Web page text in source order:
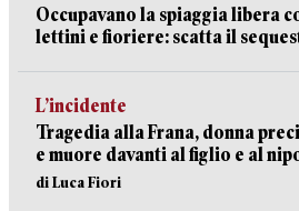
Occupavano la spiaggia libera
lettini e fioriere: scatta il
L’incidente
Tragedia alla Frana, donna
e muore davanti al figlio e al
di Luca Fiori